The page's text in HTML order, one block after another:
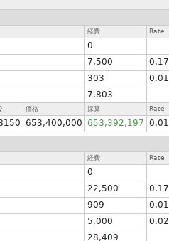
経費 Rate
0
7,500
0.17
303 0.01
7,803
価格 採算 Rate
653,400,000 653,392,197 0.01
経費 Rate
0
22,500
0.17
909
0.01
5,000 0.02
28,409